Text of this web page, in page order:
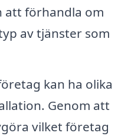
att förhandla om
av tjänster som
kan ha olika
Genom att
vilket företag